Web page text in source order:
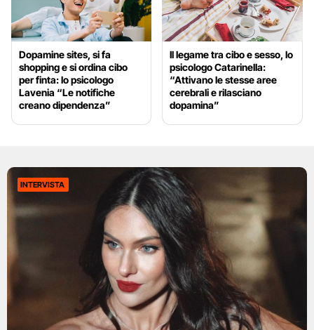
Dopamine sites, si fa
shopping e si ordina cibo
per finta: lo psicologo
Lavenia “Le notifiche
creano dipendenza”
Il legame tra cibo e sesso, lo
psicologo Catarinella:
“Attivano le stesse aree
cerebrali e rilasciano
dopamina”
INTERVISTA